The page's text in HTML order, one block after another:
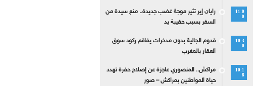
11:0
0
رايان إير تثير موجة غضب جديدة.. منع سيدة من
السفر بسبب حقيبة يد
10:3
0
قدوم الجالية بدون مدخرات يفاقم ركود سوق
العقار بالمغرب
10:1
8
مراكش.. المنصوري عاجزة عن إصلاح حفرة تهدد
حياة المواطنين بمراكش – صور